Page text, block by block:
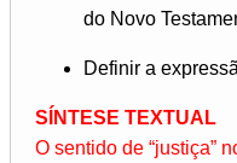
do Novo
Definir a
SÍNTESE TEXTUAL
O sentido de “justiça”